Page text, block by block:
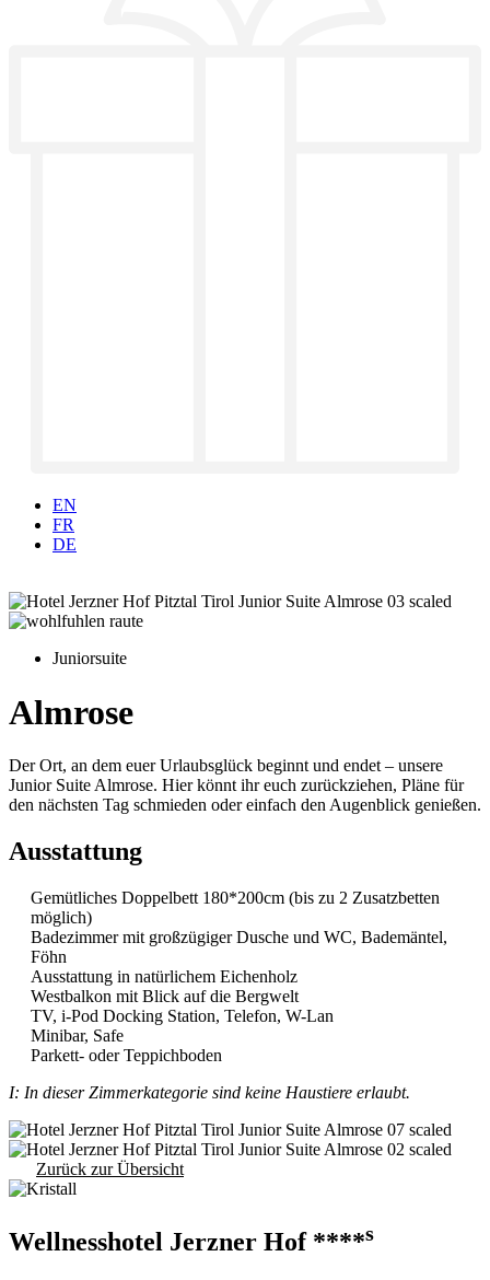
EN
FR
DE
Juniorsuite
Almrose
Der Ort, an dem euer Urlaubsglück beginnt und endet – unsere
Junior Suite Almrose. Hier könnt ihr euch zurückziehen, Pläne für
den nächsten Tag schmieden oder einfach den Augenblick genießen.
Ausstattung
Gemütliches Doppelbett 180*200cm (bis zu 2 Zusatzbetten
möglich)
Badezimmer mit großzügiger Dusche und WC, Bademäntel,
Föhn
Ausstattung in natürlichem Eichenholz
Westbalkon mit Blick auf die Bergwelt
TV, i-Pod Docking Station, Telefon, W-Lan
Minibar, Safe
Parkett- oder Teppichboden
I: In dieser Zimmerkategorie sind keine Haustiere erlaubt.
Zurück zur Übersicht
Wellnesshotel Jerzner Hof ****s